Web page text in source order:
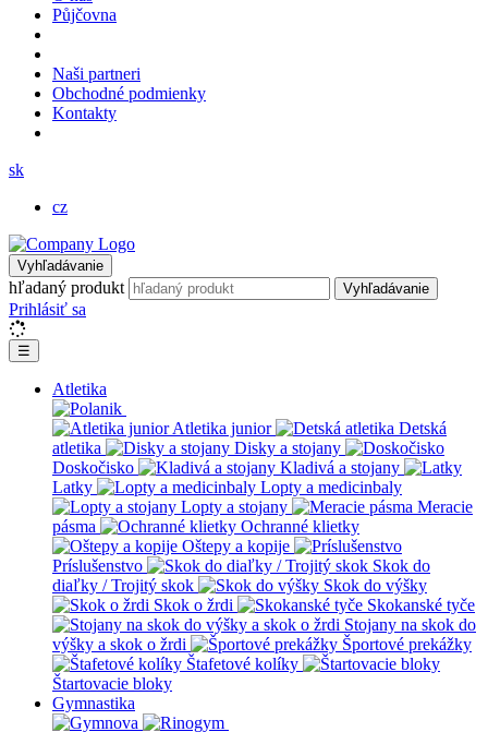
Půjčovna
Naši partneri
Obchodné podmienky
Kontakty
sk
cz
Vyhľadávanie
hľadaný produkt Vyhľadávanie
Prihlásiť sa
☰
Atletika
Atletika junior
Detská
atletika
Disky a stojany
Doskočisko
Kladivá a stojany
Latky
Lopty a medicinbaly
Lopty a stojany
Meracie
pásma
Ochranné klietky
Oštepy a kopije
Príslušenstvo
Skok do
diaľky / Trojitý skok
Skok do výšky
Skok o žrdi
Skokanské tyče
Stojany na skok do
výšky a skok o žrdi
Športové prekážky
Štafetové kolíky
Štartovacie bloky
Gymnastika